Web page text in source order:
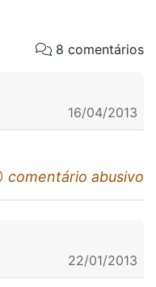
8 comentários
16/04/2013
comentário abusivo
22/01/2013